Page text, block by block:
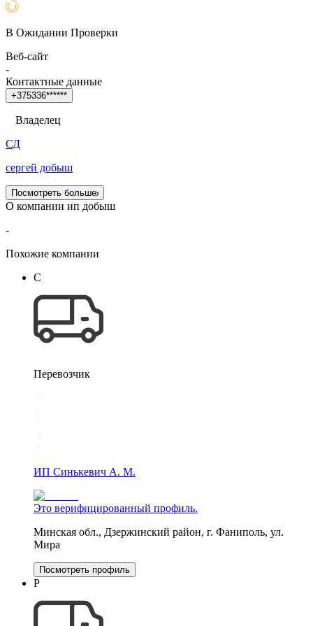
В Ожидании Проверки
Веб-сайт
-
Контактные данные
+375336******
Владелец
СД
сергей добыш
Посмотреть больше
О компании ип добыш
-
Похожие компании
С
Перевозчик
ИП Синькевич А. М.
Это верифицированный профиль.
Минская обл., Дзержинский район, г. Фаниполь, ул.
Мира
Посмотреть профиль
Р